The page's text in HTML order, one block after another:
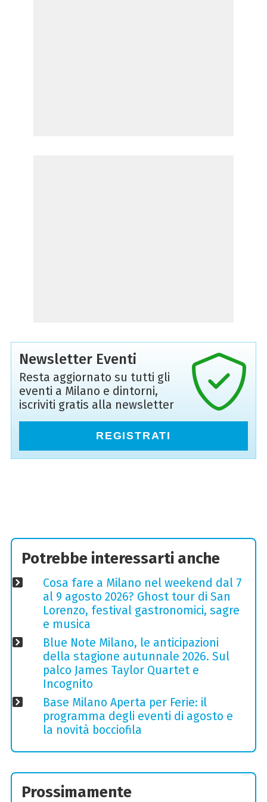
Newsletter Eventi
Resta aggiornato su tutti gli
eventi a Milano e dintorni,
iscriviti gratis alla newsletter
REGISTRATI
Potrebbe interessarti anche
Cosa fare a Milano nel weekend dal 7
al 9 agosto 2026? Ghost tour di San
Lorenzo, festival gastronomici, sagre
e musica
Blue Note Milano, le anticipazioni
della stagione autunnale 2026. Sul
palco James Taylor Quartet e
Incognito
Base Milano Aperta per Ferie: il
programma degli eventi di agosto e
la novità bocciofila
Prossimamente